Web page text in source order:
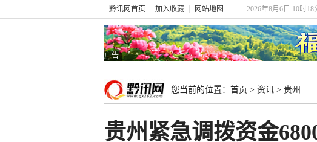
黔讯网首页 加入收藏 网站地图 2026年8月6日 10时18
广告
您当前的位置： 首页 > 资讯 > 贵州
贵州紧急调拨资金